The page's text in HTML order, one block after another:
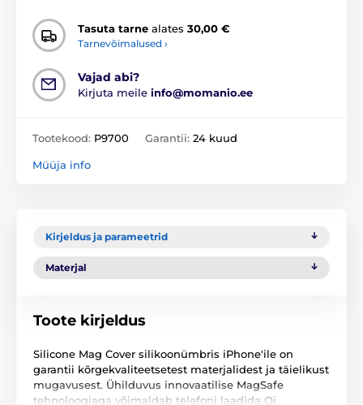
Tasuta tarne alates 30,00 €
Tarnevõimalused ›
Vajad abi?
Kirjuta meile info@momanio.ee
Tootekood: P9700 Garantii: 24 kuud
Müüja info
Kirjeldus ja parameetrid
Materjal
Toote kirjeldus
Silicone Mag Cover silikoonümbris iPhone'ile on
garantii kõrgekvaliteetsetest materjalidest ja täielikust
mugavusest. Ühilduvus innovaatilise MagSafe
tehnoloogiaga võimaldab telefoni laadida Qi